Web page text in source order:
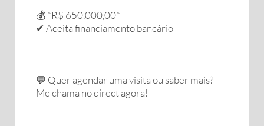
💰 *R$ 650.000,00*
✔ Aceita financiamento bancário
—
💬 Quer agendar uma visita ou saber mais?
Me chama no direct agora!